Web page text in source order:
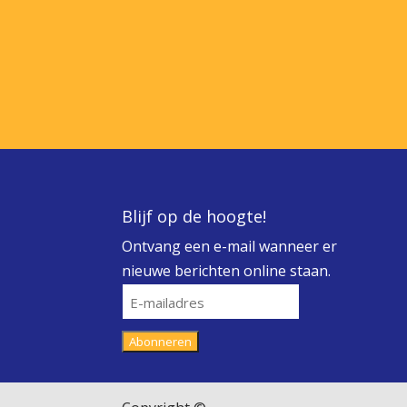
Blijf op de hoogte!
Ontvang een e-mail wanneer er
nieuwe berichten online staan.
E-
mailadres
Abonneren